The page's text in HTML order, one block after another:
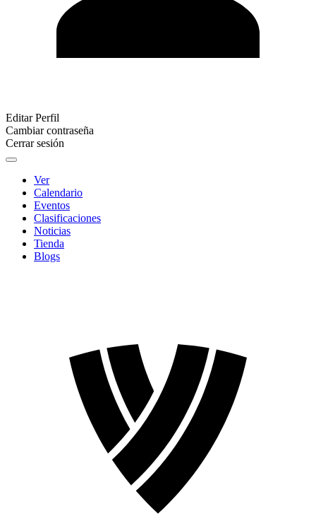
Editar Perfil
Cambiar contraseña
Cerrar sesión
Ver
Calendario
Eventos
Clasificaciones
Noticias
Tienda
Blogs